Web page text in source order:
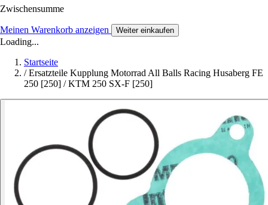
Zwischensumme
Meinen Warenkorb anzeigen Weiter einkaufen
Loading...
Startseite
/ Ersatzteile Kupplung Motorrad All Balls Racing Husaberg FE
250 [250] / KTM 250 SX-F [250]